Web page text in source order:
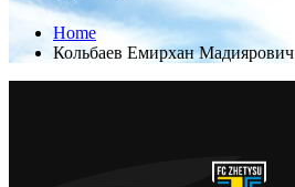
Home
Кольбаев Емирхан Мадиярович